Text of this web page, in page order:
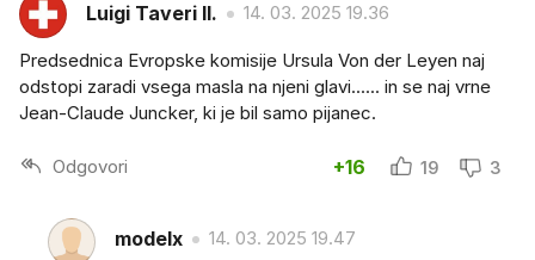
Luigi Taveri II. 14. 03. 2025 19.36
Predsednica Evropske komisije Ursula Von der Leyen naj
odstopi zaradi vsega masla na njeni glavi...... in se naj vrne
Jean-Claude Juncker, ki je bil samo pijanec.
Odgovori +16 19 3
modelx 14. 03. 2025 19.47